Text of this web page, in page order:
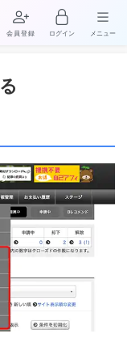
会員登録 ログイン メニュー